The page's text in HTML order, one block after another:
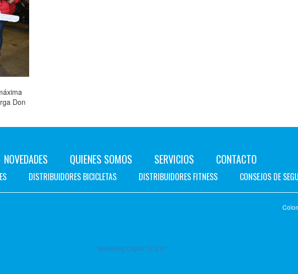
Don
NOVEDADES QUIENES SOMOS SERVICIOS CONTACTO
DISTRIBUIDORES BICICLETAS DISTRIBUIDORES FITNESS CONSEJOS DE
Marketing Digital: ELE10